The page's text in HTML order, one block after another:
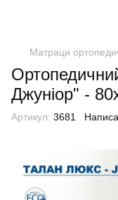
Матраци
Джуніор" -
Артикул: 3681